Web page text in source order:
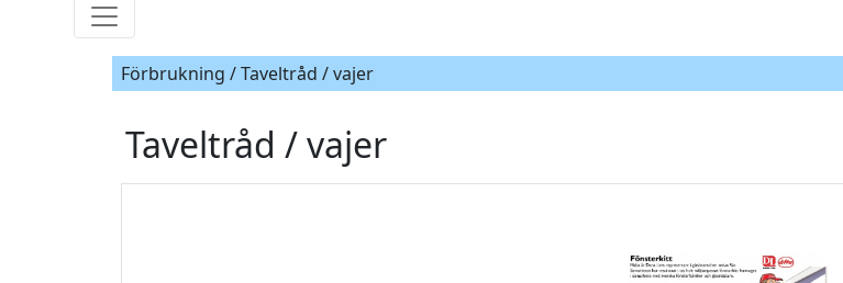
Förbrukning / Taveltråd / vajer
Taveltråd / vajer